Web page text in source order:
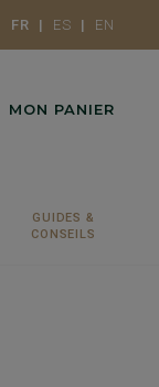
FR ES EN
MON PANIER
GUIDES &
CONSEILS